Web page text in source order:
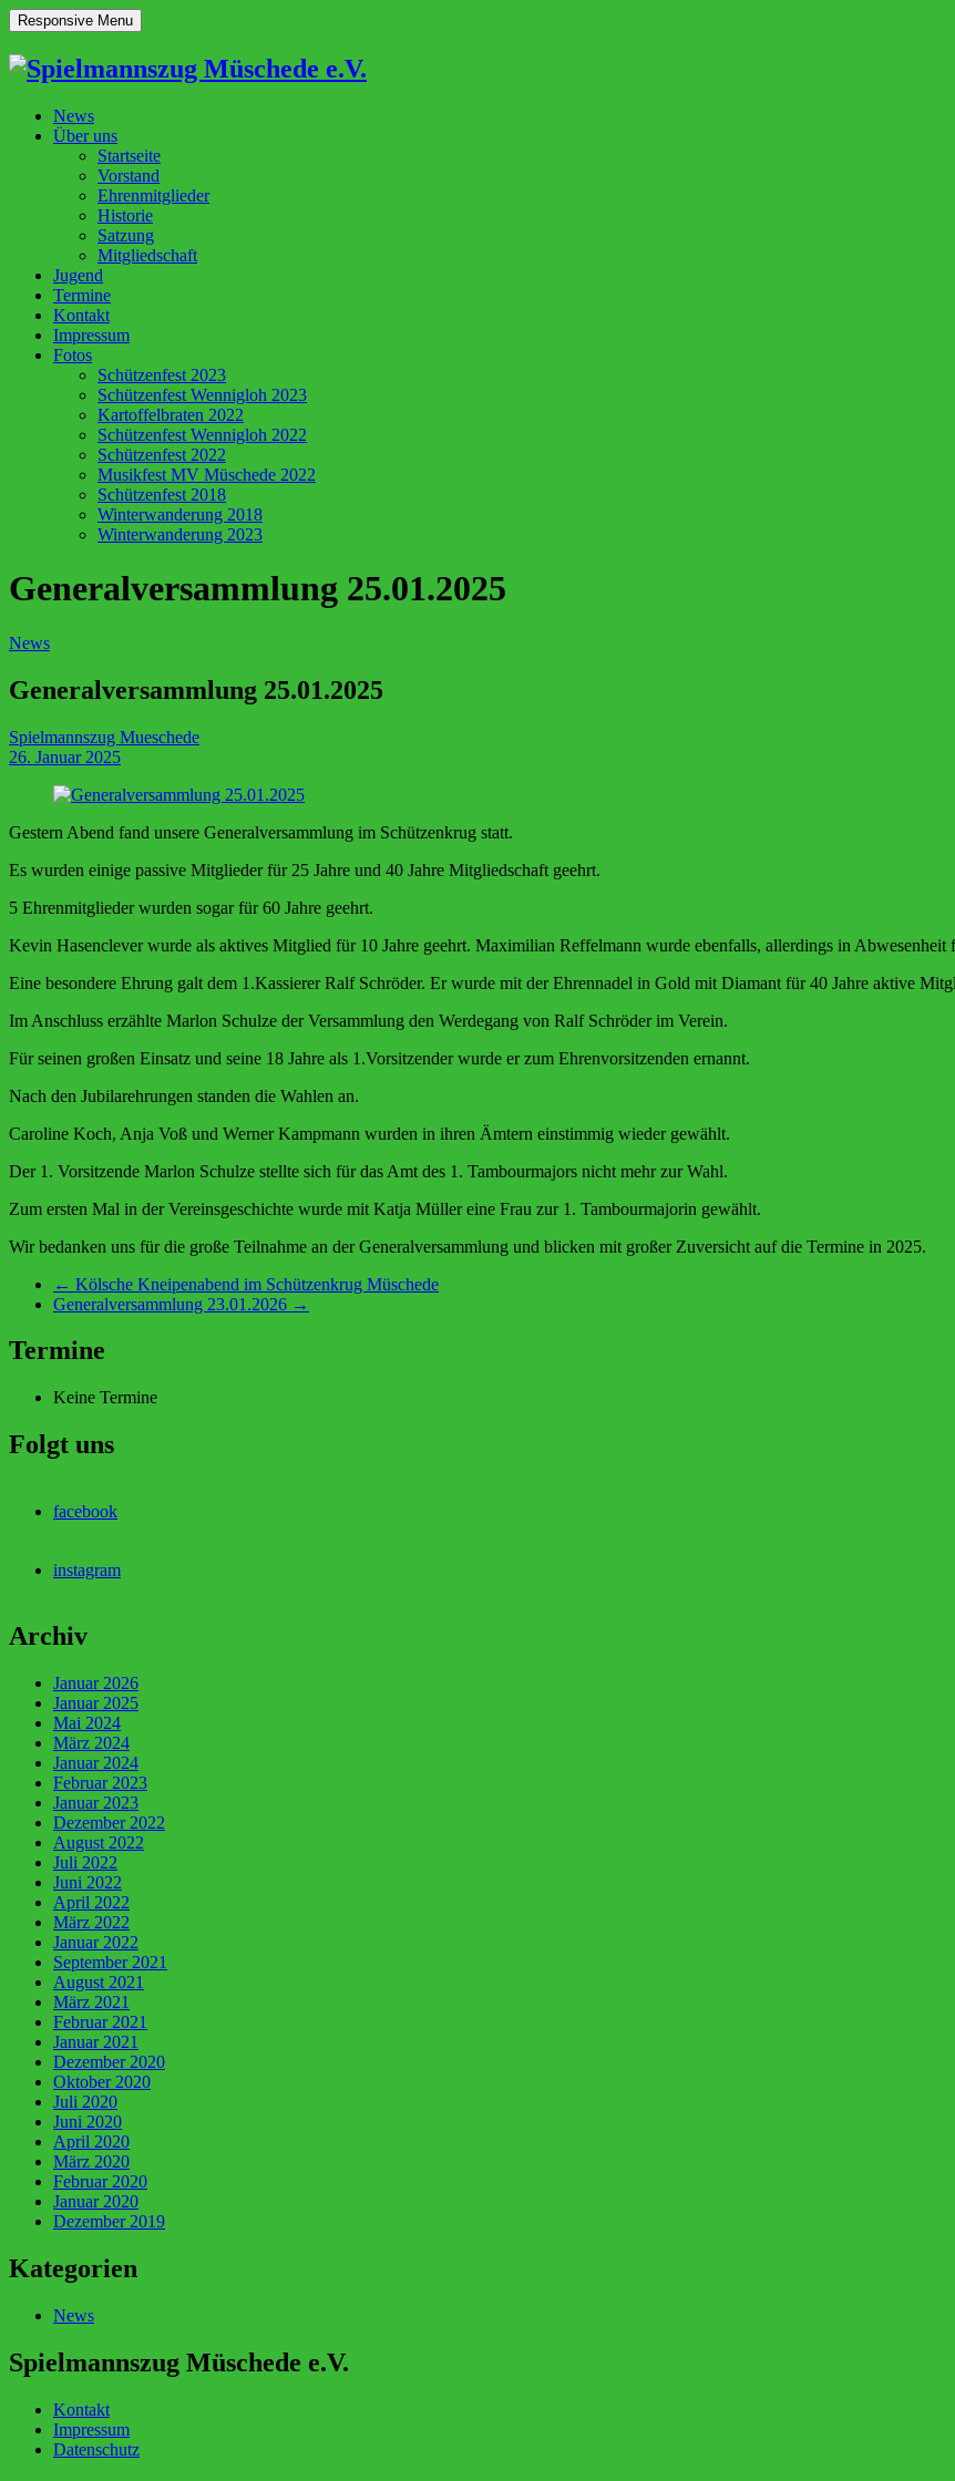
Responsive Menu
News
Über uns
Startseite
Vorstand
Ehrenmitglieder
Historie
Satzung
Mitgliedschaft
Jugend
Termine
Kontakt
Impressum
Fotos
Schützenfest 2023
Schützenfest Wennigloh 2023
Kartoffelbraten 2022
Schützenfest Wennigloh 2022
Schützenfest 2022
Musikfest MV Müschede 2022
Schützenfest 2018
Winterwanderung 2018
Winterwanderung 2023
Generalversammlung 25.01.2025
News
Generalversammlung 25.01.2025
Spielmannszug Mueschede
26. Januar 2025
Gestern Abend fand unsere Generalversammlung im Schützenkrug statt.
Es wurden einige passive Mitglieder für 25 Jahre und 40 Jahre Mitgliedschaft geehrt.
5 Ehrenmitglieder wurden sogar für 60 Jahre geehrt.
Kevin Hasenclever wurde als aktives Mitglied für 10 Jahre geehrt. Maximilian Reffelmann wurde ebenfalls, allerdings in Abwesenheit
Eine besondere Ehrung galt dem 1.Kassierer Ralf Schröder. Er wurde mit der Ehrennadel in Gold mit Diamant für 40 Jahre aktive
Im Anschluss erzählte Marlon Schulze der Versammlung den Werdegang von Ralf Schröder im Verein.
Für seinen großen Einsatz und seine 18 Jahre als 1.Vorsitzender wurde er zum Ehrenvorsitzenden ernannt.
Nach den Jubilarehrungen standen die Wahlen an.
Caroline Koch, Anja Voß und Werner Kampmann wurden in ihren Ämtern einstimmig wieder gewählt.
Der 1. Vorsitzende Marlon Schulze stellte sich für das Amt des 1. Tambourmajors nicht mehr zur Wahl.
Zum ersten Mal in der Vereinsgeschichte wurde mit Katja Müller eine Frau zur 1. Tambourmajorin gewählt.
Wir bedanken uns für die große Teilnahme an der Generalversammlung und blicken mit großer Zuversicht auf die Termine in 2025.
← Kölsche Kneipenabend im Schützenkrug Müschede
Generalversammlung 23.01.2026 →
Termine
Keine Termine
Folgt uns
facebook
instagram
Archiv
Januar 2026
Januar 2025
Mai 2024
März 2024
Januar 2024
Februar 2023
Januar 2023
Dezember 2022
August 2022
Juli 2022
Juni 2022
April 2022
März 2022
Januar 2022
September 2021
August 2021
März 2021
Februar 2021
Januar 2021
Dezember 2020
Oktober 2020
Juli 2020
Juni 2020
April 2020
März 2020
Februar 2020
Januar 2020
Dezember 2019
Kategorien
News
Spielmannszug Müschede e.V.
Kontakt
Impressum
Datenschutz